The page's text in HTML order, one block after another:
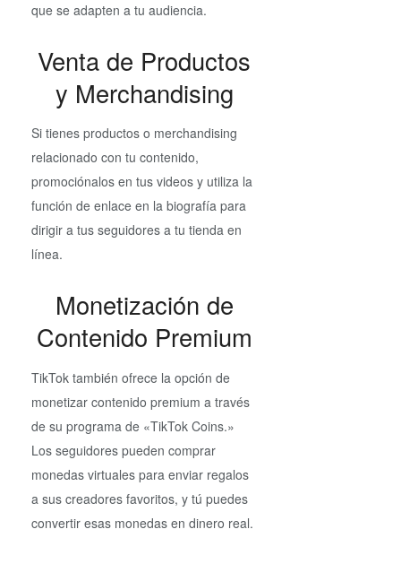
que se adapten a tu audiencia.
Venta de Productos
y Merchandising
Si tienes productos o merchandising
relacionado con tu contenido,
promociónalos en tus videos y utiliza la
función de enlace en la biografía para
dirigir a tus seguidores a tu tienda en
línea.
Monetización de
Contenido Premium
TikTok también ofrece la opción de
monetizar contenido premium a través
de su programa de «TikTok Coins.»
Los seguidores pueden comprar
monedas virtuales para enviar regalos
a sus creadores favoritos, y tú puedes
convertir esas monedas en dinero real.